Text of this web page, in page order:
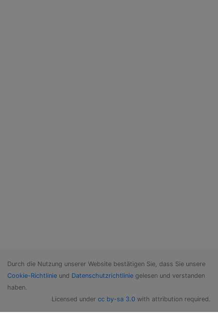
Durch die Nutzung unserer Website bestätigen Sie, dass Sie unsere
Cookie-Richtlinie und Datenschutzrichtlinie gelesen und verstanden
haben.
Licensed under cc by-sa 3.0 with attribution required.